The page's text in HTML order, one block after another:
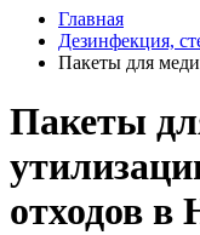
Главная
Дезинфекция,
Пакеты для
Пакеты
отходов в